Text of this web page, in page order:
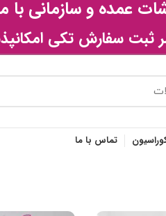
عمده و سازمانی با
ثبت سفارش تکی
تماس با ما